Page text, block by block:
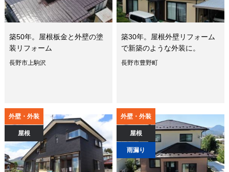
築50年。屋根板金と外壁の塗
装リフォーム
長野市上駒沢
築30年。屋根外壁リフォーム
で新築のような外装に。
長野市豊野町
外壁・外装
屋根
外壁・外装
屋根
雨漏り